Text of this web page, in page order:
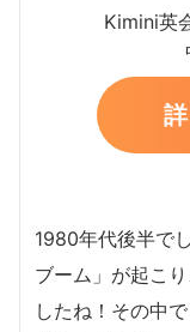
Kimini英
1980年代後半で
ブーム」が起こ
したね！その中